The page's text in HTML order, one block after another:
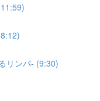
リンパ- (9:30)